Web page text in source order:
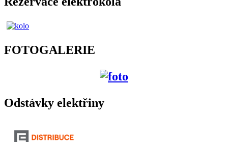
FOTOGALERIE
Odstávky elektřiny